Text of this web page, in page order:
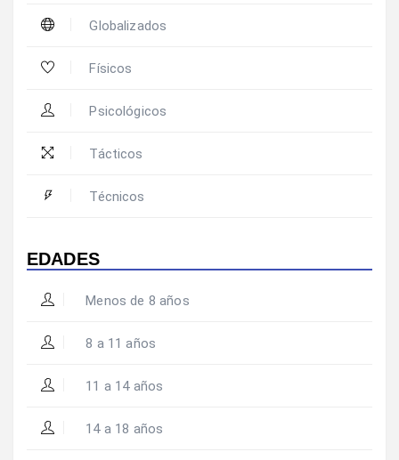
Globalizados
Físicos
Psicológicos
Tácticos
Técnicos
EDADES
Menos de 8 años
8 a 11 años
11 a 14 años
14 a 18 años